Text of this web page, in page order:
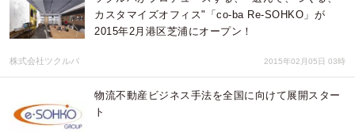
カスタマイズオフィス"「co-ba Re-SOHKO」が
2015年2月港区芝浦にオープン！
株式会社ツクルバ 2015年02月05日 03時
物流不動産ビジネス手法を全国に向けて展開スター
ト